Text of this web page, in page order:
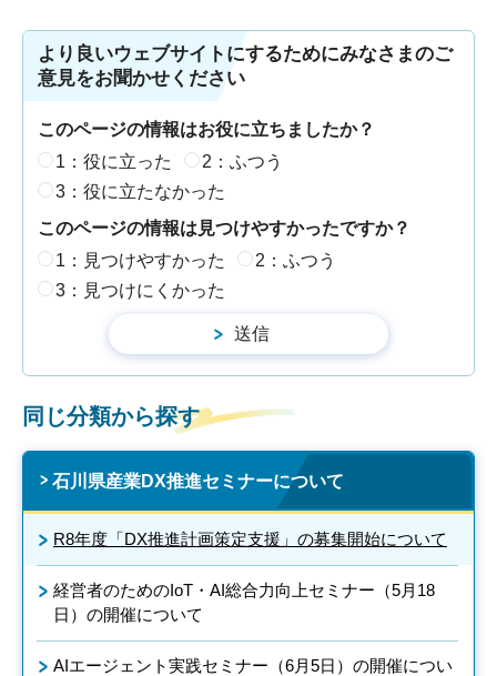
より良いウェブサイトにするためにみなさまのご
意見をお聞かせください
このページの情報はお役に立ちましたか？
1：役に立った
2：ふつう
3：役に立たなかった
このページの情報は見つけやすかったですか？
1：見つけやすかった
2：ふつう
3：見つけにくかった
同じ分類から探す
石川県産業DX推進セミナーについて
R8年度「DX推進計画策定支援」の募集開始について
経営者のためのIoT・AI総合力向上セミナー（5月18
日）の開催について
AIエージェント実践セミナー（6月5日）の開催につい